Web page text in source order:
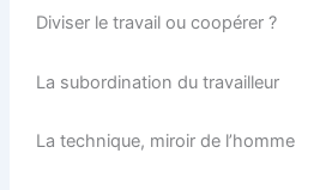
Diviser le travail ou coopérer ?
La subordination du travailleur
La technique, miroir de l’homme